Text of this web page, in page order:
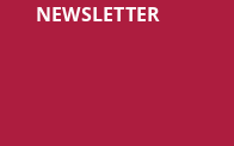
NEWSLETTER